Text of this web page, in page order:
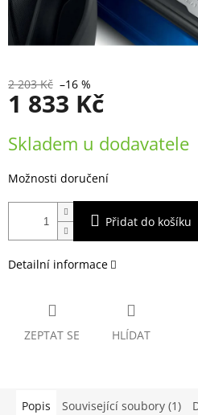
2 203 Kč –16 %
1 833 Kč
cena:
Skladem u dodavatele
Možnosti doručení
Přidat do košíku
Detailní informace
ZEPTAT SE HLÍDAT
Popis Související soubory (1)